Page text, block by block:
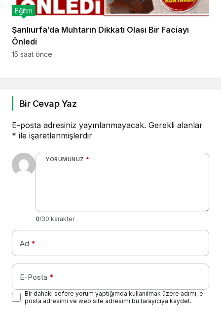
Şanlıurfa’da Muhtarın Dikkati Olası Bir Faciayı
Önledi
Eğitim
15 saat önce
Bir Cevap Yaz
E-posta adresiniz yayınlanmayacak. Gerekli alanlar
* ile işaretlenmişlerdir
YORUMUNUZ *
0/30 karakter
Ad *
E-Posta *
Bir dahaki sefere yorum yaptığımda kullanılmak üzere adımı, e-
posta adresimi ve web site adresimi bu tarayıcıya kaydet.